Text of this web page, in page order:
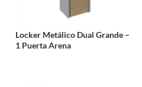
Locker Metálico Dual Grande –
1 Puerta Arena